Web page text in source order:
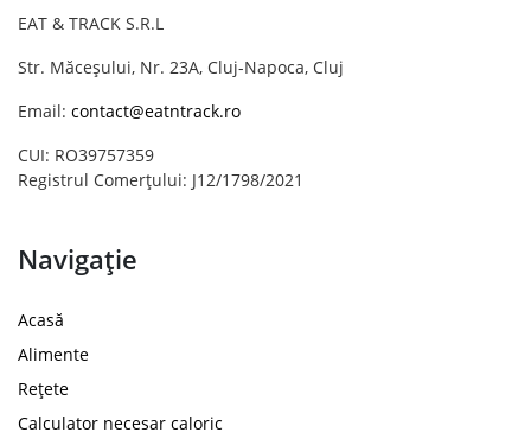
EAT & TRACK S.R.L
Str. Măceșului, Nr. 23A, Cluj-Napoca, Cluj
Email: contact@eatntrack.ro
CUI: RO39757359
Registrul Comerțului: J12/1798/2021
Navigație
Acasă
Alimente
Rețete
Calculator necesar caloric